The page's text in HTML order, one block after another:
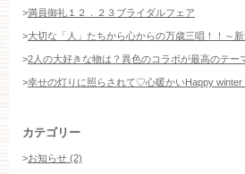
>満員御礼１２．２３ブライダルフェア
>大切な「人」たちから心からの万歳三唱！！～
>2人の大好きな物は？異色のコラボが最高のテー
>幸せの灯りに照らされて♡心暖かいHappy
カテゴリー
>お知らせ (2)